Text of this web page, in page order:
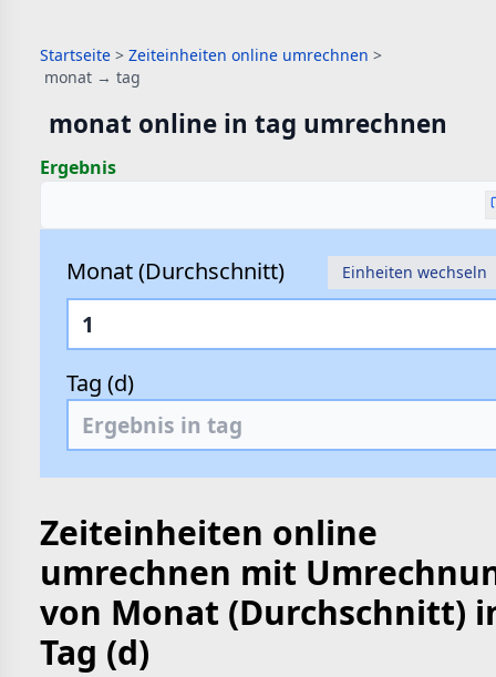
Startseite > Zeiteinheiten online umrechnen >
monat → tag
monat online in tag umrechnen
Ergebnis
Monat (Durchschnitt) Einheiten wechseln
Tag (d)
Zeiteinheiten online
umrechnen mit
von Monat (Durchschnitt)
Tag (d)